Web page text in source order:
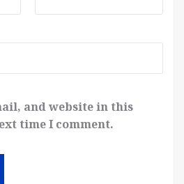
and website in this
time I comment.